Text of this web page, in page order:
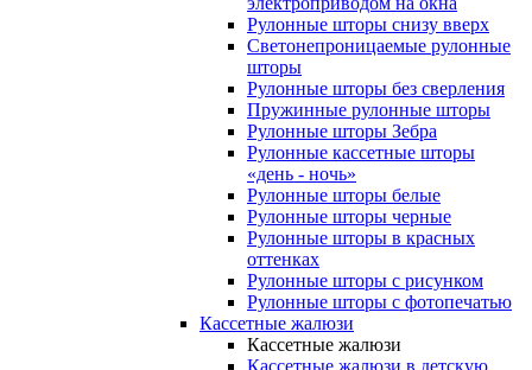
Рулонные шторы снизу вверх
Светонепроницаемые рулонные
шторы
Рулонные шторы без сверления
Пружинные рулонные шторы
Рулонные шторы Зебра
Рулонные кассетные шторы
«день - ночь»
Рулонные шторы белые
Рулонные шторы черные
Рулонные шторы в красных
оттенках
Рулонные шторы с рисунком
Рулонные шторы с фотопечатью
Кассетные жалюзи
Кассетные жалюзи